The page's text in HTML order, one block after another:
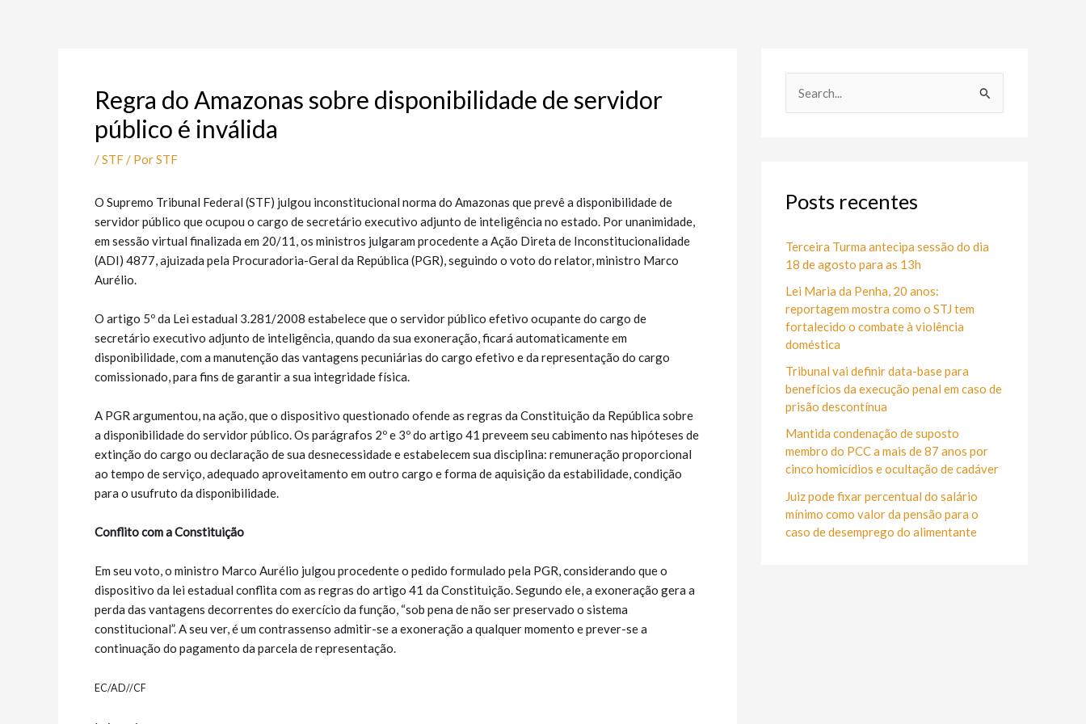
Regra do Amazonas sobre disponibilidade de servidor
público é inválida
/STF/ PorSTF
O Supremo Tribunal Federal (STF) julgou inconstitucional norma do Amazonas que prevê a disponibilidade de
servidor público que ocupou o cargo de secretário executivo adjunto de inteligência no estado. Por unanimidade,
em sessão virtual finalizada em 20/11, os ministros julgaram procedente a Ação Direta de Inconstitucionalidade
(ADI) 4877, ajuizada pela Procuradoria-Geral da República (PGR), seguindo o voto do relator, ministro Marco
Aurélio.
O artigo 5º da Lei estadual 3.281/2008 estabelece que o servidor público efetivo ocupante do cargo de
secretário executivo adjunto de inteligência, quando da sua exoneração, ficará automaticamente em
disponibilidade, com a manutenção das vantagens pecuniárias do cargo efetivo e da representação do cargo
comissionado, para fins de garantir a sua integridade física.
A PGR argumentou, na ação, que o dispositivo questionado ofende as regras da Constituição da República sobre
a disponibilidade do servidor público. Os parágrafos 2º e 3º do artigo 41 preveem seu cabimento nas hipóteses de
extinção do cargo ou declaração de sua desnecessidade e estabelecem sua disciplina: remuneração proporcional
ao tempo de serviço, adequado aproveitamento em outro cargo e forma de aquisição da estabilidade, condição
para o usufruto da disponibilidade.
Conflito com a Constituição
Em seu voto, o ministro Marco Aurélio julgou procedente o pedido formulado pela PGR, considerando que o
dispositivo da lei estadual conflita com as regras do artigo 41 da Constituição. Segundo ele, a exoneração gera a
perda das vantagens decorrentes do exercício da função, “sob pena de não ser preservado o sistema
constitucional”. A seu ver, é um contrassenso admitir-se a exoneração a qualquer momento e prever-se a
continuação do pagamento da parcela de representação.
EC/AD//CF
u
s
a
r
p
o
r
:
Posts recentes
Terceira Turma antecipa sessão do dia
18 de agosto para as 13h
Lei Maria da Penha, 20 anos:
reportagem mostra como o STJ tem
fortalecido o combate à violência
doméstica
Tribunal vai definir data-base para
benefícios da execução penal em caso de
prisão descontínua
Mantida condenação de suposto
membro do PCC a mais de 87 anos por
cinco homicídios e ocultação de cadáver
Juiz pode fixar percentual do salário
mínimo como valor da pensão para o
caso de desemprego do alimentante